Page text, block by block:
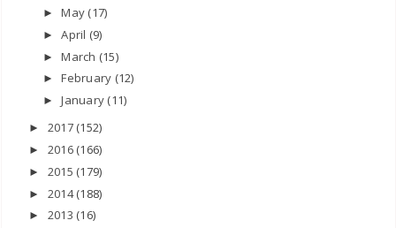
►May (17)
►April (9)
►March (15)
►February (12)
►January (11)
► 2017 (152)
► 2016 (166)
► 2015 (179)
► 2014(188)
► 2013 (16)